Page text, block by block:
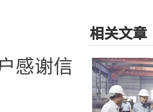
感谢信
相关文章